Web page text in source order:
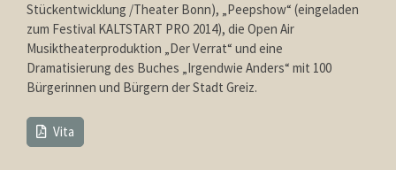
Stückentwicklung /Theater Bonn), „Peepshow“ (eingeladen
zum Festival KALTSTART PRO 2014), die Open Air
Musiktheaterproduktion „Der Verrat“ und eine
Dramatisierung des Buches „Irgendwie Anders“ mit 100
Bürgerinnen und Bürgern der Stadt Greiz.
Vita